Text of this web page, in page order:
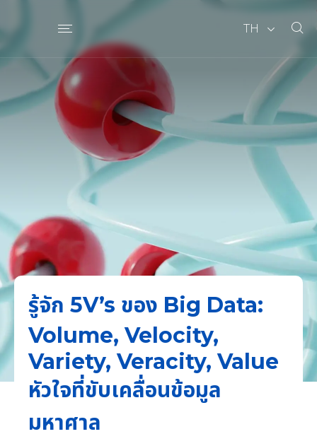
TH
รู้จัก 5V’s ของ Big Data:
Volume, Velocity,
Variety, Veracity, Value
หัวใจที่ขับเคลื่อนข้อมูล
มหาศาล